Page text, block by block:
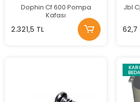
Dophin Cf 600 Pompa
Kafası
2.321,5 TL
Jbl
62,7